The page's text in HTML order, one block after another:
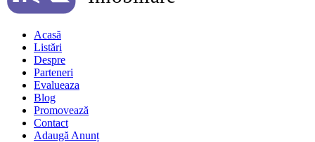
Acasă
Listări
Despre
Parteneri
Evalueaza
Blog
Promovează
Contact
Adaugă Anunț